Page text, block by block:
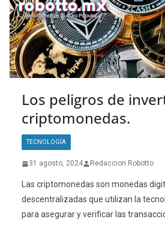
Los peligros de
criptomonedas.
TECNOLOGÍA
31 agosto, 2024 Redaccion Robotto
Las criptomonedas son monedas
descentralizadas que utilizan la
para asegurar y verificar las